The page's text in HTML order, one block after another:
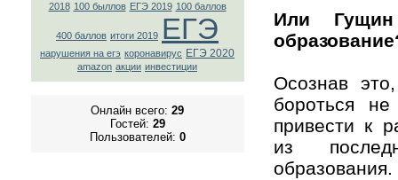
2018 100 быллов ЕГЭ 2019 100 баллов
400 баллов итоги 2019 ЕГЭ
нарушения на егэ коронавирус ЕГЭ 2020
amazon акции инвестиции
Онлайн всего: 29
Гостей: 29
Пользователей: 0
Или
Осознав
бороться
привести к
из
образования.